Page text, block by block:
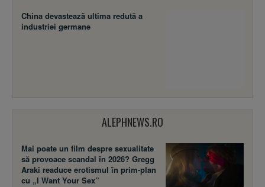
China devastează ultima redută a
industriei germane
ALEPHNEWS.RO
Mai poate un film despre sexualitate
să provoace scandal în 2026? Gregg
Araki readuce erotismul în prim-plan
cu „I Want Your Sex”